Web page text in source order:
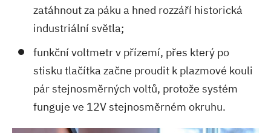
zatáhnout za páku a hned rozzáří historická
industriální světla;
funkční voltmetr v přízemí, přes který po
stisku tlačítka začne proudit k plazmové kouli
pár stejnosměrných voltů, protože systém
funguje ve 12V stejnosměrném okruhu.